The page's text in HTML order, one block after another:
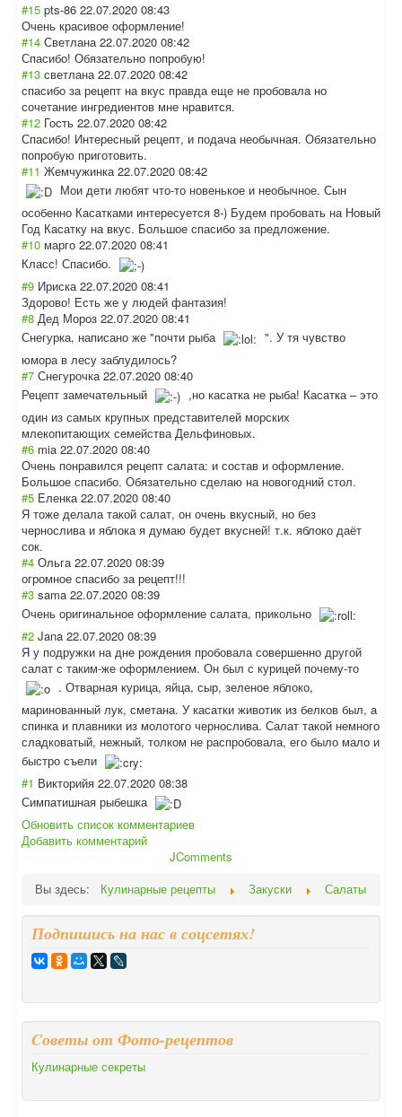
#15 pts-86 22.07.2020 08:43
Очень красивое оформление!
#14 Светлана 22.07.2020 08:42
Спасибо! Обязательно попробую!
#13 светлана 22.07.2020 08:42
спасибо за рецепт на вкус правда еще не пробовала но
сочетание ингредиентов мне нравится.
#12 Гость 22.07.2020 08:42
Спасибо! Интересный рецепт, и подача необычная. Обязательно
попробую приготовить.
#11 Жемчужинка 22.07.2020 08:42
Мои дети любят что-то новенькое и необычное. Сын
особенно Касатками интересуется 8-) Будем пробовать на Новый
Год Касатку на вкус. Большое спасибо за предложение.
#10 марго 22.07.2020 08:41
Класс! Спасибо.
#9 Ириска 22.07.2020 08:41
Здорово! Есть же у людей фантазия!
#8 Дед Мороз 22.07.2020 08:41
Снегурка, написано же "почти рыба
". У тя чувство
юмора в лесу заблудилось?
#7 Снегурочка 22.07.2020 08:40
Рецепт замечательный
,но касатка не рыба! Касатка – это
один из самых крупных представителей морских
млекопитающих семейства Дельфиновых.
#6 mia 22.07.2020 08:40
Очень понравился рецепт салата: и состав и оформление.
Большое спасибо. Обязательно сделаю на новогодний стол.
#5 Еленка 22.07.2020 08:40
Я тоже делала такой салат, он очень вкусный, но без
чернослива и яблока я думаю будет вкусней! т.к. яблоко даёт
сок.
#4 Ольга 22.07.2020 08:39
огромное спасибо за рецепт!!!
#3 sama 22.07.2020 08:39
Очень оригинальное оформление салата, прикольно
#2 Jana 22.07.2020 08:39
Я у подружки на дне рождения пробовала совершенно другой
салат с таким-же оформлением. Он был с курицей почему-то
. Отварная курица, яйца, сыр, зеленое яблоко,
маринованный лук, сметана. У касатки животик из белков был, а
спинка и плавники из молотого чернослива. Салат такой немного
сладковатый, нежный, толком не распробовала, его было мало и
быстро съели
#1 Викторийя 22.07.2020 08:38
Симпатишная рыбешка
Обновить список комментариев
Добавить комментарий
JComments
Вы здесь:
Кулинарные рецепты Закуски Салаты
Подпишись на нас в соцсетях!
Cоветы от Фото-рецептов
Кулинарные секреты